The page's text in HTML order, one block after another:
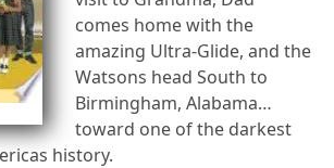
comes home with the
amazing Ultra-Glide, and the
Watsons head South to
Birmingham, Alabama…
toward one of the darkest
history.